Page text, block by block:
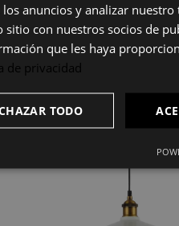
anuncios y analizar nuestro
con nuestros socios de
que les haya
de privacidad
TODO